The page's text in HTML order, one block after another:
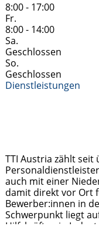
8:00 - 17:00
Fr.
8:00 - 14:00
Sa.
Geschlossen
So.
Geschlossen
Dienstleistungen
TTI Austria zählt seit
auch mit einer
damit direkt vor Ort
Bewerber:innen in
Schwerpunkt liegt
Hilfskräften in